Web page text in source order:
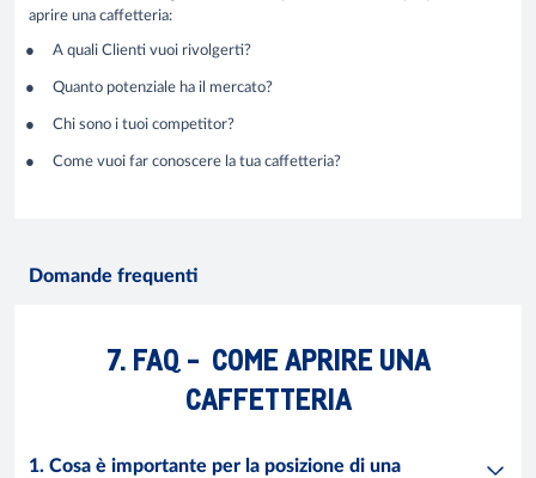
aprire una caffetteria:
A quali Clienti vuoi rivolgerti?
Quanto potenziale ha il mercato?
Chi sono i tuoi competitor?
Come vuoi far conoscere la tua caffetteria?
Domande frequenti
7. FAQ - COME APRIRE UNA
CAFFETTERIA
1. Cosa è importante per la posizione di una